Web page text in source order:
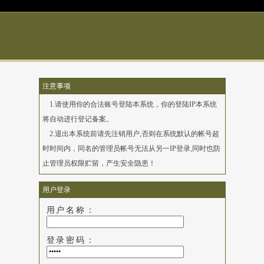
注意事项
1.请使用你的合法账号登陆本系统，你的登陆IP本系统
将自动进行登记备案。
2.退出本系统前请先注销用户,否则在系统默认的帐号超
时时间内，同名的管理员帐号无法从另一IP登录,同时也防
止管理员权限贮留，产生安全隐患！
用户登录
用户名称：
登录密码：